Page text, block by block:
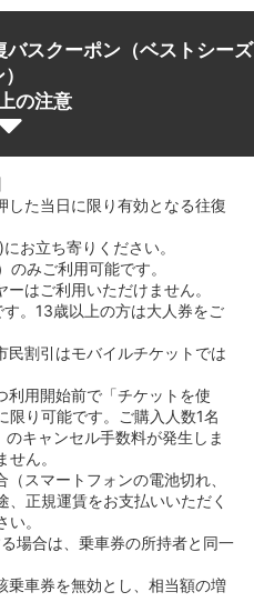
スクーポン（ベストシーズ
の注意
た当日に限り有効となる往復
お立ち寄りください。
みご利用可能です。
はご利用いただけません。
。13歳以上の方は大人券をご
割引はモバイルチケットでは
用開始前で「チケットを使
限り可能です。ご購入人数1名
キャンセル手数料が発生しま
ん。
スマートフォンの電池切れ、
正規運賃をお支払いいただく
。
場合は、乗車券の所持者と同一
車券を無効とし、相当額の増